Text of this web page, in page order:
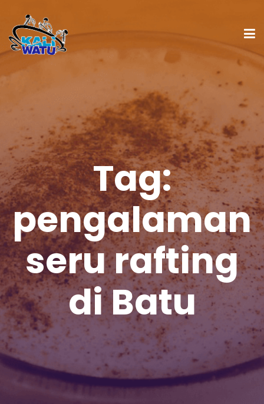
Tag:
pengalaman
seru rafting
di Batu